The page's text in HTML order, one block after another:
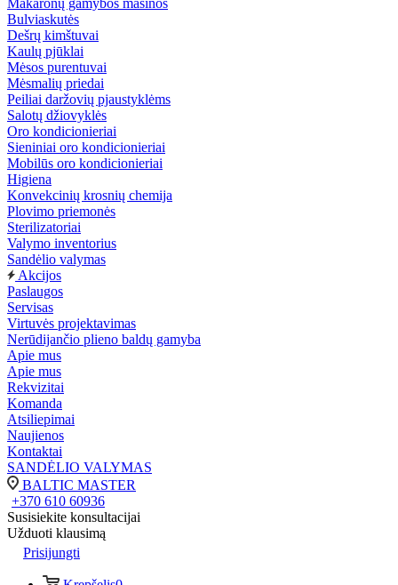
Makaronų gamybos mašinos
Bulviaskutės
Dešrų kimštuvai
Kaulų pjūklai
Mėsos purentuvai
Mėsmalių priedai
Peiliai daržovių pjaustyklėms
Salotų džiovyklės
Oro kondicionieriai
Sieniniai oro kondicionieriai
Mobilūs oro kondicionieriai
Higiena
Konvekcinių krosnių chemija
Plovimo priemonės
Sterilizatoriai
Valymo inventorius
Sandėlio valymas
Akcijos
Paslaugos
Servisas
Virtuvės projektavimas
Nerūdijančio plieno baldų gamyba
Apie mus
Apie mus
Rekvizitai
Komanda
Atsiliepimai
Naujienos
Kontaktai
SANDĖLIO VALYMAS
BALTIC MASTER
+370 610 60936
Susisiekite konsultacijai
Užduoti klausimą
Prisijungti